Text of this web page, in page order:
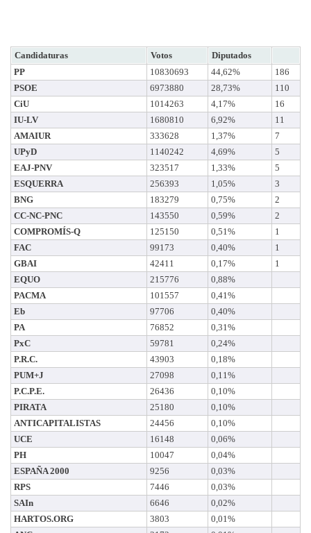
Candidaturas Votos
Diputados
PP
10830693 44,62%
186
PSOE
6973880 28,73%
110
CiU
1014263 4,17%
16
IU-LV
1680810 6,92%
11
AMAIUR
333628 1,37%
7
UPyD
1140242 4,69%
5
EAJ-PNV
323517 1,33%
5
ESQUERRA
256393 1,05%
3
BNG
183279 0,75%
2
CC-NC-PNC
143550 0,59%
2
COMPROMÍS-Q
125150 0,51%
1
FAC
99173 0,40%
1
GBAI
42411 0,17%
1
EQUO
215776
0,88%
PACMA
101557
0,41%
Eb
97706
0,40%
PA
76852
0,31%
PxC
59781
0,24%
P.R.C.
43903
0,18%
PUM+J
27098
0,11%
P.C.P.E.
26436
0,10%
PIRATA
25180
0,10%
ANTICAPITALISTAS
24456
0,10%
UCE
16148
0,06%
PH
10047
0,04%
ESPAÑA 2000
9256
0,03%
RPS
7446
0,03%
SAIn
6646
0,02%
HARTOS.ORG
3803
0,01%